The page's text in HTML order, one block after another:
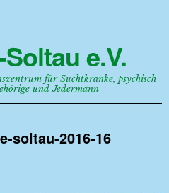
e.V.
für Suchtkranke, psychisch
und Jedermann
soltau-2016-16